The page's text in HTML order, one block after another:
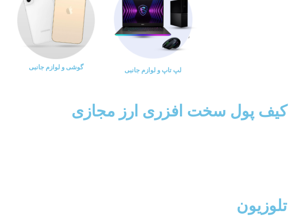
لپ تاپ و لوازم جانبی گوشی و لوازم جانبی
کیف پول سخت افزری ارز مجازی
تلوزیون